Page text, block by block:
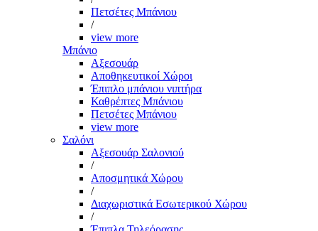
Πετσέτες Μπάνιου
/
view more
Μπάνιο
Αξεσουάρ
Αποθηκευτικοί Χώροι
Έπιπλο μπάνιου νιπτήρα
Καθρέπτες Μπάνιου
Πετσέτες Μπάνιου
view more
Σαλόνι
Αξεσουάρ Σαλονιού
/
Αποσμητικά Χώρου
/
Διαχωριστικά Εσωτερικού Χώρου
/